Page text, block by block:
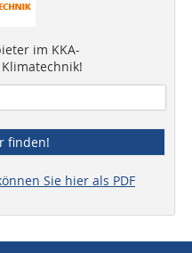
im KKA-
finden!
Sie hier als PDF